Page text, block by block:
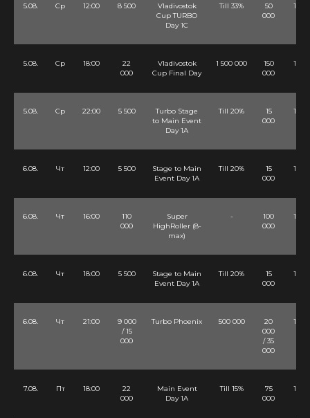
5.08. Ср 12:00 8 500
Vladivostok
Cup TURBO
Day 1C
Till 33%
50
000
12
5.08. Ср 18:00
22
000
Vladivostok
Cup Final Day
1 500 000
150
000
10
5.08. Ср 22:00 5 500
Turbo Stage
to Main Event
Day 1А
Till 20%
15
000
12
6.08. Чт 12:00 5 500
Stage to Main
Event Day 1А
Till 20%
15
000
12
6.08. Чт 16:00
110
000
Super
HighRoller (8-
max)
-
100
000
12
6.08. Чт 18:00 5 500
Stage to Main
Event Day 1А
Till 20%
15
000
12
6.08. Чт 21:00
9 000
/ 15
000
Turbo Phoenix 500 000
20
000
/ 35
000
12
7.08. Пт 18:00
22
000
Main Event
Day 1A
Till 15%
75
000
12